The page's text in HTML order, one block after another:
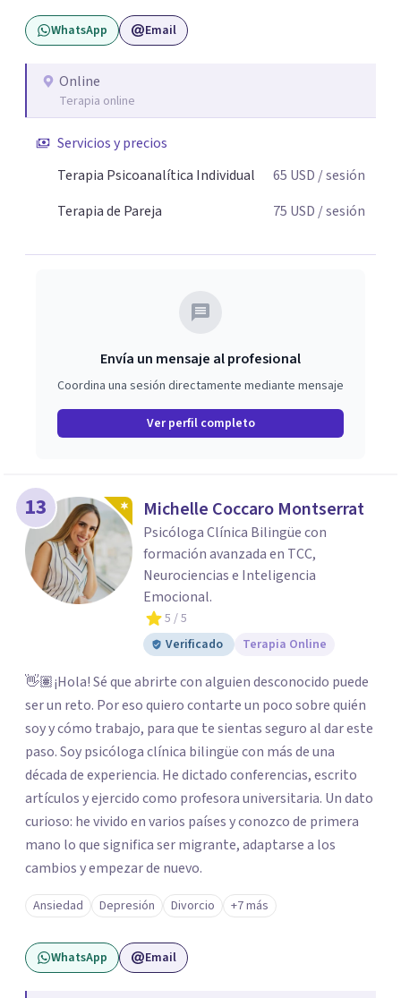
autenticidad. La terapia psicoanalítica crea un espacio de
verbalización libre y sin filtros. A través de esta
exploran las vivencias que aún condicionan el presente, se
les otorga un nuevo sentido y se transforma su impacto
claridad sobre sí mismos, reducen significativamente su
sufrimiento y alcanzan cambios profundos y duraderos en
WhatsApp Email
Online
Terapia online
Servicios y precios
Terapia Psicoanalítica Individual
65 USD / sesión
Terapia de Pareja
75 USD / sesión
Envía un mensaje al profesional
Coordina una sesión directamente mediante mensaje
Ver perfil completo
13 Michelle Coccaro Montserrat
Psicóloga Clínica Bilingüe con
formación avanzada en TCC,
Neurociencias e Inteligencia
Emocional.
5 / 5
Verificado
Terapia Online
👋🏽¡Hola! Sé que abrirte con alguien desconocido puede
ser un reto. Por eso quiero contarte un poco sobre quién
soy y cómo trabajo, para que te sientas seguro al dar este
paso. Soy psicóloga clínica bilingüe con más de una
década de experiencia. He dictado conferencias, escrito
artículos y ejercido como profesora universitaria. Un dato
curioso: he vivido en varios países y conozco de primera
mano lo que significa ser migrante, adaptarse a los
cambios y empezar de nuevo.
Ansiedad Depresión Divorcio +7 más
WhatsApp Email